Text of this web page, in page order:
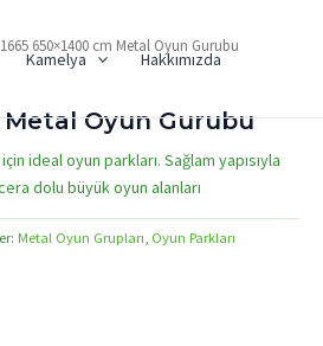
Kamelya Hakkımızda
650×1400 cm Metal Oyun Gurubu
Metal Oyun Gurubu
ideal oyun parkları. Sağlam yapısıyla
dolu büyük oyun alanları
Metal Oyun Grupları, Oyun Parkları